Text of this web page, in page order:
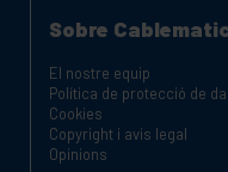
Sobre
El nostre equip
Política de protecció de
Cookies
Copyright i avis legal
Opinions